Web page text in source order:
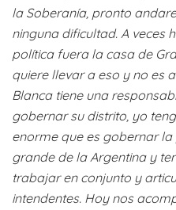
la Soberanía, pronto
ninguna dificultad. A veces
política fuera la casa de
quiere llevar a eso y no es
Blanca tiene una
gobernar su distrito, yo
enorme que es gobernar
grande de la Argentina y
trabajar en conjunto y
intendentes. Hoy nos